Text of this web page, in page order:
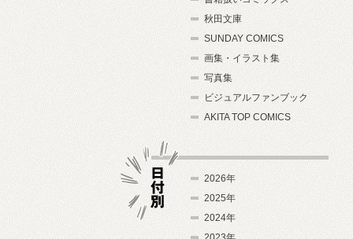
秋田文庫
SUNDAY COMICS
画集・イラスト集
写真集
ビジュアルファンブック
AKITA TOP COMICS
2026年
2025年
2024年